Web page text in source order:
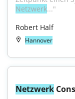
Netzwerk..."
Robert Half
Hannover
Netzwerk